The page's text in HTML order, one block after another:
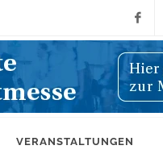
VERANSTALTUNGEN